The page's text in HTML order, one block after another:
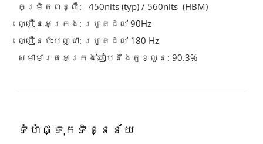
កម្រិតពន្លឺ:   450nits (typ) / 560nits  (HBM)
ល្បឿនអេក្រង់: រហូតដល់ 90Hz
ល្បឿនប៉ះបញ្ជា: រហូតដល់ 180 Hz
សមាមាត្រអេក្រង់ធៀបនឹងតួខ្លួន: 90.3%
ទំហំផ្ទុកទិន្នន័យ